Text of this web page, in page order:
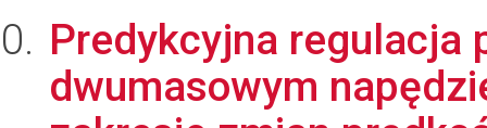
Predykcyjna regulacja
dwumasowym